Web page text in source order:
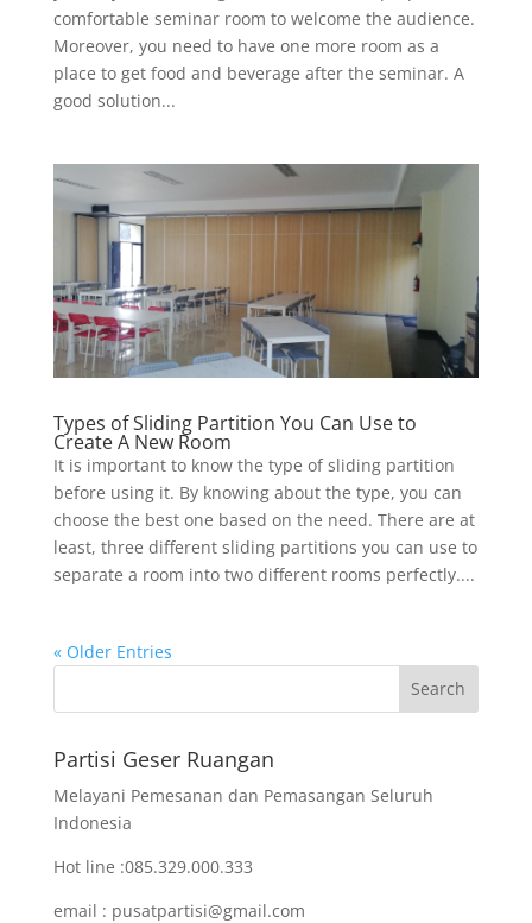
comfortable seminar room to welcome the audience.
Moreover, you need to have one more room as a
place to get food and beverage after the seminar. A
good solution...
Types of Sliding Partition You Can Use to
Create A New Room
It is important to know the type of sliding partition
before using it. By knowing about the type, you can
choose the best one based on the need. There are at
least, three different sliding partitions you can use to
separate a room into two different rooms perfectly....
« Older Entries
Partisi Geser Ruangan
Melayani Pemesanan dan Pemasangan Seluruh
Indonesia
Hot line :085.329.000.333
email : pusatpartisi@gmail.com